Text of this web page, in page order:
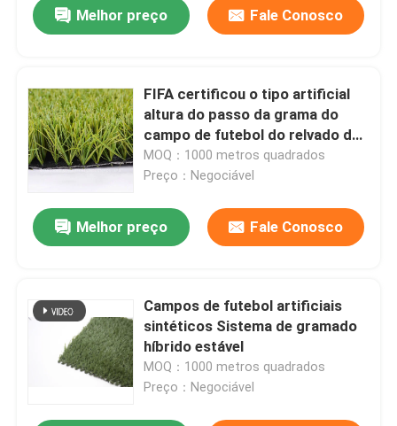
Melhor preço Fale Conosco
FIFA certificou o tipo artificial
altura do passo da grama do
campo de futebol do relvado de
55mm
MOQ：1000 metros quadrados
Preço：Negociável
Melhor preço Fale Conosco
Campos de futebol artificiais
sintéticos Sistema de gramado
híbrido estável
MOQ：1000 metros quadrados
Preço：Negociável